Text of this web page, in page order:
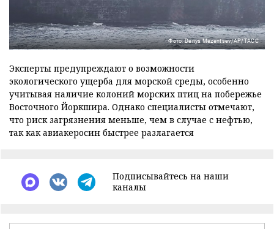
Фото: Denys Mezentsev/AP/ТАСС
Эксперты предупреждают о возможности
экологического ущерба для морской среды, особенно
учитывая наличие колоний морских птиц на побережье
Восточного Йоркшира. Однако специалисты отмечают,
что риск загрязнения меньше, чем в случае с нефтью,
так как авиакеросин быстрее разлагается
Подписывайтесь на наши
каналы